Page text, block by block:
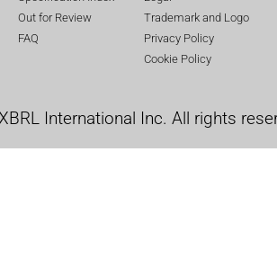
Out for Review
FAQ
Trademark and Logo
Privacy Policy
Cookie Policy
International Inc. All rights